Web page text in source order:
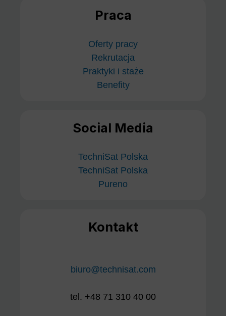
Praca
Oferty pracy
Rekrutacja
Praktyki i staże
Benefity
Social Media
TechniSat Polska
TechniSat Polska
Pureno
Kontakt
biuro@technisat.com
tel. +48 71 310 40 00